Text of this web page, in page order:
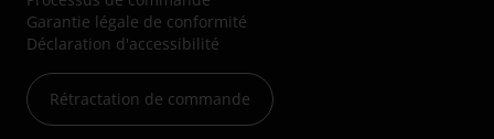
Garantie légale de conformité
Déclaration d'accessibilité
Rétractation de commande